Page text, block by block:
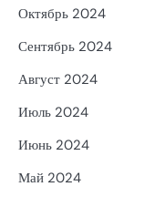
Октябрь 2024
Сентябрь 2024
Август 2024
Июль 2024
Июнь 2024
Май 2024